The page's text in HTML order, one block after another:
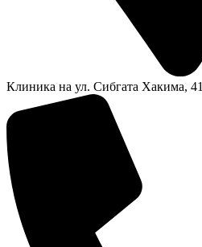
Клиника на ул. Сибгата Хакима, 41